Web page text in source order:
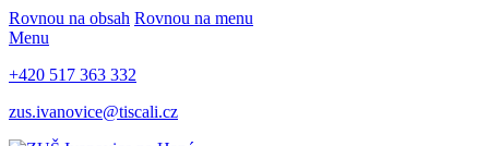
Rovnou na obsah Rovnou na menu
Menu
+420 517 363 332
zus.ivanovice@tiscali.cz